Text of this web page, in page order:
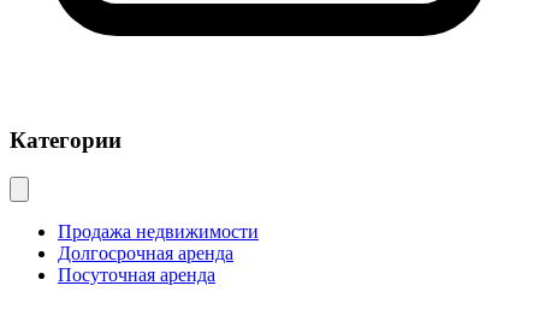
Категории
Продажа недвижимости
Долгосрочная аренда
Посуточная аренда